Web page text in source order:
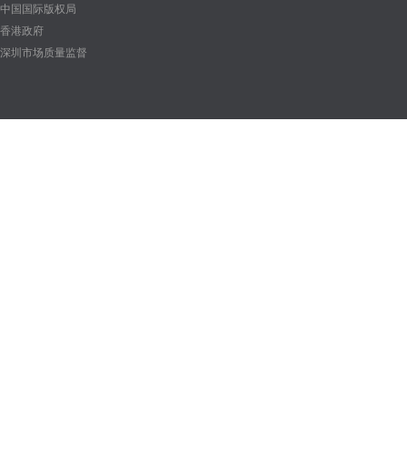
中国国际版权局
香港政府
深圳市场质量监督